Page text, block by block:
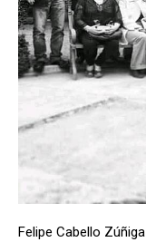
Felipe Cabello Zúñiga